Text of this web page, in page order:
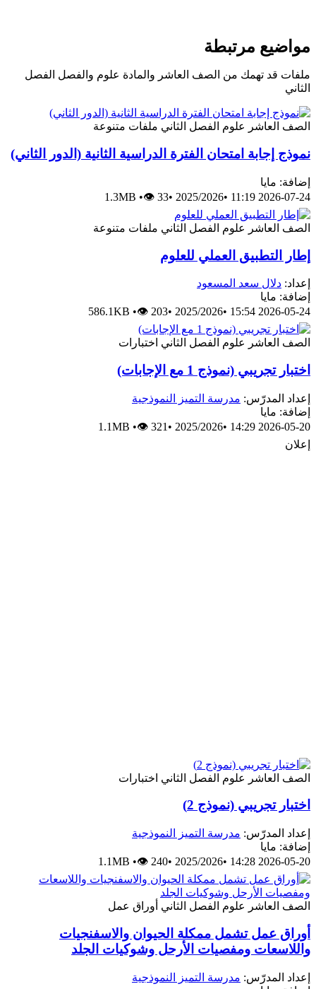
مواضيع مرتبطة
ملفات قد تهمك من الصف العاشر والمادة علوم والفصل الفصل
الثاني
الصف العاشر علوم الفصل الثاني ملفات متنوعة
نموذج إجابة امتحان الفترة الدراسية الثانية (الدور الثاني)
إضافة: مايا
2026-07-24 11:19
•
2025/2026
•
1.3MB •👁 33
الصف العاشر علوم الفصل الثاني ملفات متنوعة
إطار التطبيق العملي للعلوم
إعداد: دلال سعد المسعود
إضافة: مايا
2026-05-24 15:54
•
2025/2026
•
586.1KB •👁 203
الصف العاشر علوم الفصل الثاني اختبارات
اختبار تجريبي (نموذج 1 مع الإجابات)
إعداد المدرّس: مدرسة التميز النموذجية
إضافة: مايا
2026-05-20 14:29
•
2025/2026
•
1.1MB •👁 321
إعلان
الصف العاشر علوم الفصل الثاني اختبارات
اختبار تجريبي (نموذج 2)
إعداد المدرّس: مدرسة التميز النموذجية
إضافة: مايا
2026-05-20 14:28
•
2025/2026
•
1.1MB •👁 240
الصف العاشر علوم الفصل الثاني أوراق عمل
أوراق عمل تشمل ممكلة الحيوان والاسفنجيات
واللاسعات ومفصيات الأرحل وشوكيات الجلد
إعداد المدرّس: مدرسة التميز النموذجية